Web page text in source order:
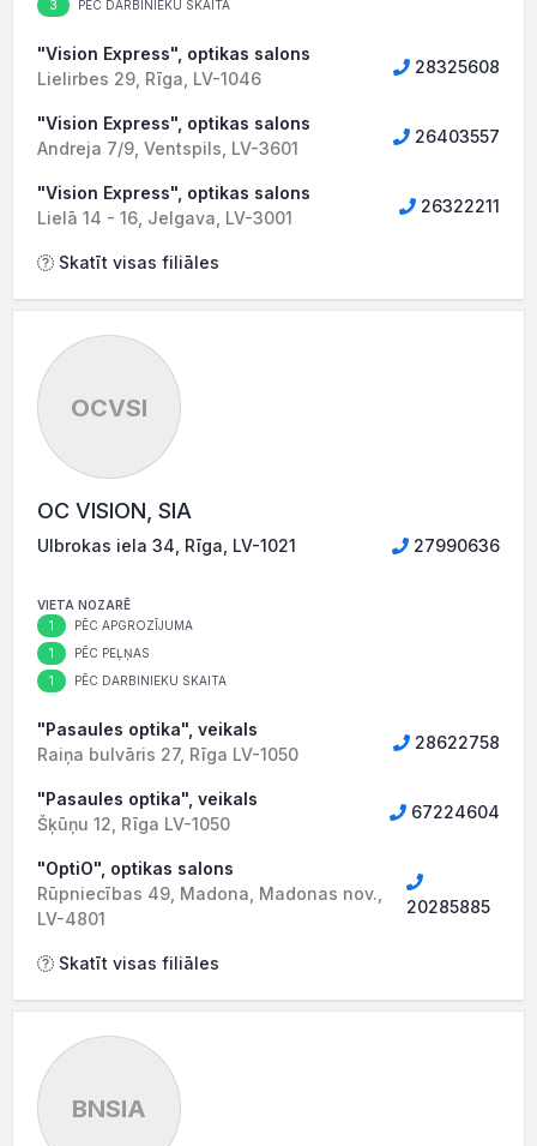
3 PĒC DARBINIEKU SKAITA
"Vision Express", optikas salons
Lielirbes 29, Rīga, LV-1046
28325608
"Vision Express", optikas salons
Andreja 7/9, Ventspils, LV-3601
26403557
"Vision Express", optikas salons
Lielā 14 - 16, Jelgava, LV-3001
26322211
Skatīt visas filiāles
OCVSI
OC VISION, SIA
Ulbrokas iela 34, Rīga, LV-1021 27990636
VIETA NOZARĒ
1 PĒC APGROZĪJUMA
1 PĒC PEĻŅAS
1 PĒC DARBINIEKU SKAITA
"Pasaules optika", veikals
Raiņa bulvāris 27, Rīga LV-1050
28622758
"Pasaules optika", veikals
Šķūņu 12, Rīga LV-1050
67224604
"OptiO", optikas salons
Rūpniecības 49, Madona, Madonas nov.,
LV-4801
20285885
Skatīt visas filiāles
BNSIA